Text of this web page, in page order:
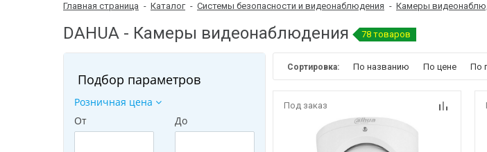
Главная страница - Каталог - Системы безопасности и видеонаблюдения - Камеры
DAHUA - Камеры видеонаблюдения 78 товаров
Подбор параметров
Розничная цена
От
До
Сортировка: По названию По цене По
Под заказ